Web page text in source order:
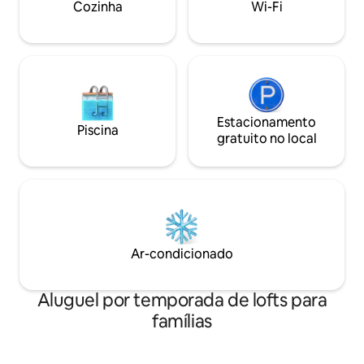
para contemplar as estrelas na
Cozinha Wi-Fi
Piscina
Estacionamento
gratuito no local
Ar-condicionado
Aluguel por temporada de lofts para
famílias